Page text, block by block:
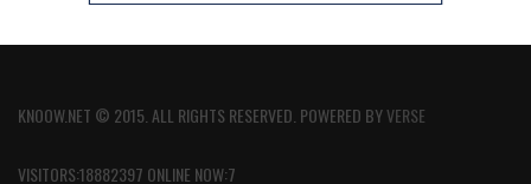
KNOOW.NET © 2015. ALL RIGHTS RESERVED. POWERED BYVERSE
VISITORS:18882397 ONLINE NOW:7